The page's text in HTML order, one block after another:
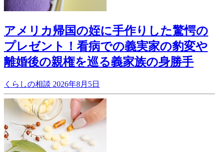
アメリカ帰国の姪に手作りした驚愕の
プレゼント！看病での義実家の豹変や
離婚後の親権を巡る義家族の身勝手
くらしの相談 2026年8月5日